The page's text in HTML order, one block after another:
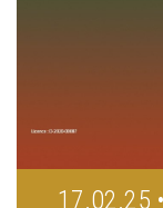
17.02.25